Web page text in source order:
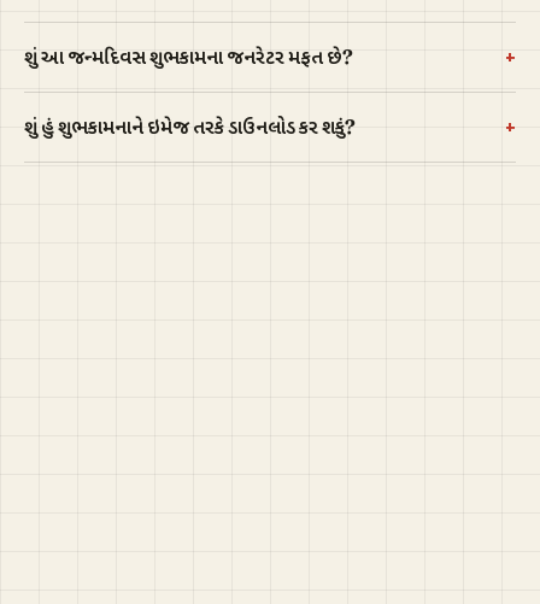
શું આ જન્મદિવસ શુભકામના જનરેટર મફત છે? +
શું હું શુભકામનાને ઇમેજ તરીકે ડાઉનલોડ કરી શકું? +